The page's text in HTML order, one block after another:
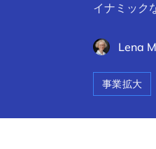
イナミック
Lena
事業拡大